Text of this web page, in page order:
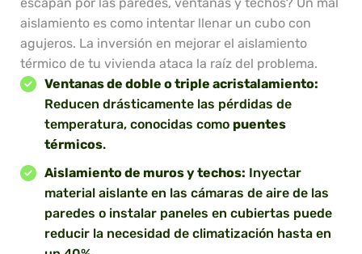
aislamiento es como intentar llenar un cubo con
agujeros. La inversión en mejorar el aislamiento
térmico de tu vivienda ataca la raíz del problema.
Ventanas de doble o triple acristalamiento:
Reducen drásticamente las pérdidas de
temperatura, conocidas como puentes
térmicos.
Aislamiento de muros y techos: Inyectar
material aislante en las cámaras de aire de las
paredes o instalar paneles en cubiertas puede
reducir la necesidad de climatización hasta en